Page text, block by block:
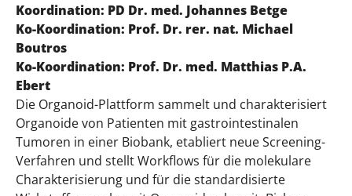
Koordination: PD Dr. med. Johannes Betge
Ko-Koordination: Prof. Dr. rer. nat. Michael
Boutros
Ko-Koordination: Prof. Dr. med. Matthias P.A.
Ebert
Die Organoid-Plattform sammelt und charakterisiert
Organoide von Patienten mit gastrointestinalen
Tumoren in einer Biobank, etabliert neue Screening-
Verfahren und stellt Workflows für die molekulare
Charakterisierung und für die standardisierte